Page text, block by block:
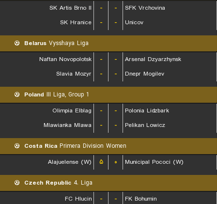
SK Artis Brno II
- -
SFK Vrchovina
SK Hranice
- - Unicov
Belarus Vysshaya Liga
Naftan Novopolotsk
- -
Arsenal Dzyarzhynsk
Slavia Mozyr
- - Dnepr Mogilev
Poland III Liga, Group 1
Olimpia Elblag
- -
Polonia Lidzbark
Mlawianka Mlawa
- - Pelikan Lowicz
Costa Rica Primera Division Women
Alajuelense (W)
۵ ۰ Municipal Pococi (W)
Czech Republic 4. Liga
FC Hlucin
- -
FK Bohumin